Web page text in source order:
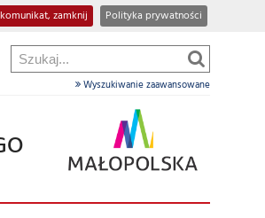
zamknij Polityka prywatności
Wyszukiwanie zaawansowane